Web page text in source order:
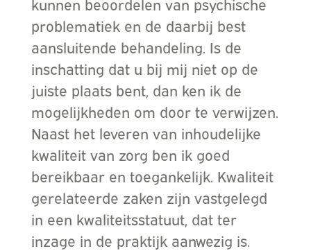
problematiek en de daarbij best
aansluitende behandeling. Is de
inschatting dat u bij mij niet op de
juiste plaats bent, dan ken ik de
mogelijkheden om door te verwijzen.
Naast het leveren van inhoudelijke
kwaliteit van zorg ben ik goed
bereikbaar en toegankelijk. Kwaliteit
gerelateerde zaken zijn vastgelegd
in een kwaliteitsstatuut, dat ter
inzage in de praktijk aanwezig is.